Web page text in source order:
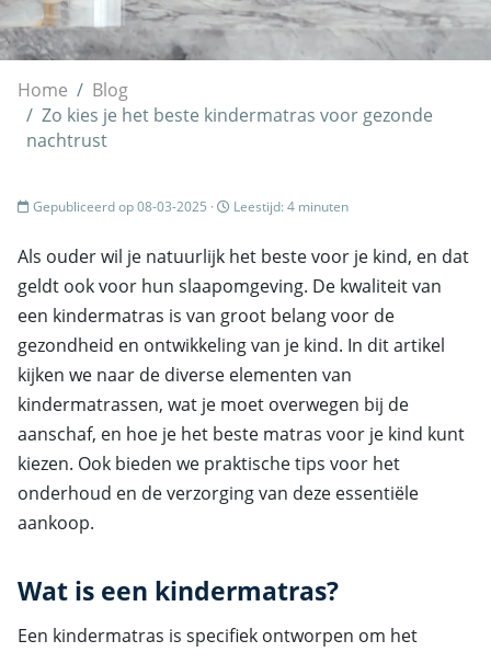
Home
Blog
Zo kies je het beste kindermatras voor gezonde
nachtrust
Gepubliceerd op 08-03-2025 · Leestijd: 4 minuten
Als ouder wil je natuurlijk het beste voor je kind, en dat
geldt ook voor hun slaapomgeving. De kwaliteit van
een kindermatras is van groot belang voor de
gezondheid en ontwikkeling van je kind. In dit artikel
kijken we naar de diverse elementen van
kindermatrassen, wat je moet overwegen bij de
aanschaf, en hoe je het beste matras voor je kind kunt
kiezen. Ook bieden we praktische tips voor het
onderhoud en de verzorging van deze essentiële
aankoop.
Wat is een kindermatras?
Een kindermatras is specifiek ontworpen om het